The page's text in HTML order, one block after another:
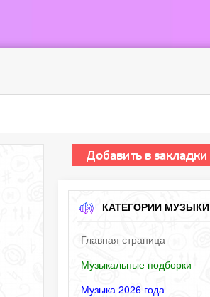
КАТЕГОРИИ МУЗЫКИ
Главная страница
Музыкальные подборки
Музыка 2026 года